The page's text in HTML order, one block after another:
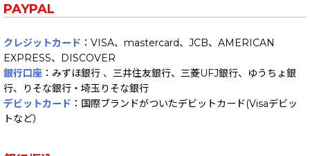
PAYPAL
クレジットカード ：VISA、mastercard、JCB、AMERICAN
EXPRESS、DISCOVER
銀行口座 ：みずほ銀行 、三井住友銀行、三菱UFJ銀行、ゆうちょ銀
行、りそな銀行・埼玉りそな銀行
デビットカード ：国際ブランドがついたデビットカード(Visaデビッ
トなど）